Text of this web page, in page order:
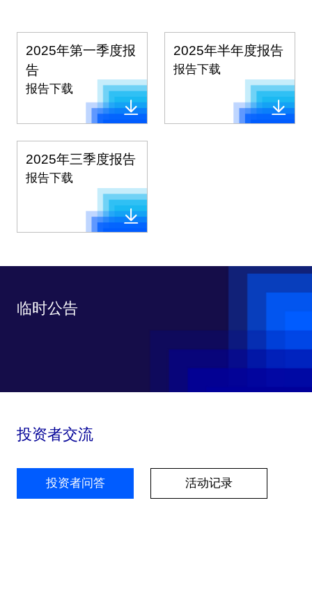
2025年第一季度报
告
报告下载
2025年半年度报告
报告下载
2025年三季度报告
报告下载
临时公告
投资者交流
投资者问答 活动记录